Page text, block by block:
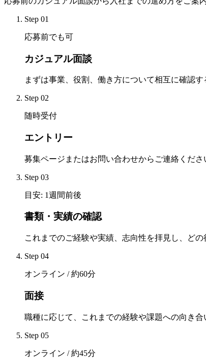
Step 01
応募前でも可
カジュアル面談
まずは事業、役割、働き方について相互に確認
Step 02
随時受付
エントリー
募集ページまたはお問い合わせからご連絡くだ
Step 03
目安: 1週間前後
書類・実績の確認
これまでのご経験や実績、志向性を拝見し、ど
Step 04
オンライン / 約60分
面接
職種に応じて、これまでの経験や課題への向き
Step 05
オンライン / 約45分